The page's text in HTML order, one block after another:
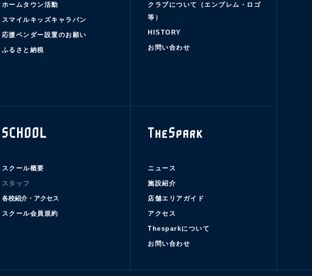
ホームタウン活動
スマイルキッズキャラバン
応援ベンダー設置のお願い
ふるさと納税
クラブについて（エンブレム・ロゴ
等）
HISTORY
お問い合わせ
SCHOOL
スクール概要
スタッフ
各校紹介・アクセス
スクール会員規約
TheSpark
ニュース
施設紹介
店舗エリアガイド
アクセス
Thesparkについて
お問い合わせ